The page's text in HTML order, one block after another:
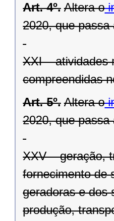
Art. 4º. Altera o
2020, que
XXI – atividades
compreendidas
Art. 5º. Altera o
2020, que
XXV – geração,
fornecimento de
geradoras e dos
produção,